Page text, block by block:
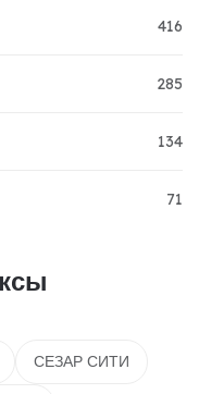
416
285
134
71
СЕЗАР СИТИ